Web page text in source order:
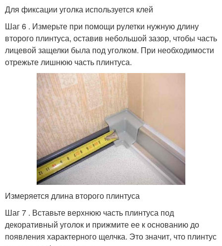
Для фиксации уголка используется клей
Шаг 6 . Измерьте при помощи рулетки нужную длину
второго плинтуса, оставив небольшой зазор, чтобы часть
лицевой защелки была под уголком. При необходимости
отрежьте лишнюю часть плинтуса.
Измеряется длина второго плинтуса
Шаг 7 . Вставьте верхнюю часть плинтуса под
декоративный уголок и прижмите ее к основанию до
появления характерного щелчка. Это значит, что плинтус